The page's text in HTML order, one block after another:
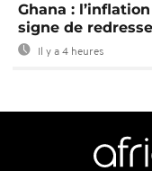
Ghana :
signe de
Il y a 4 heures